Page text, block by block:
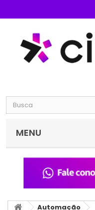
MENU
Automação